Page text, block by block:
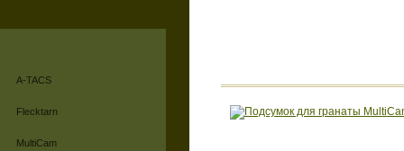
A-TACS
Flecktarn
MultiCam